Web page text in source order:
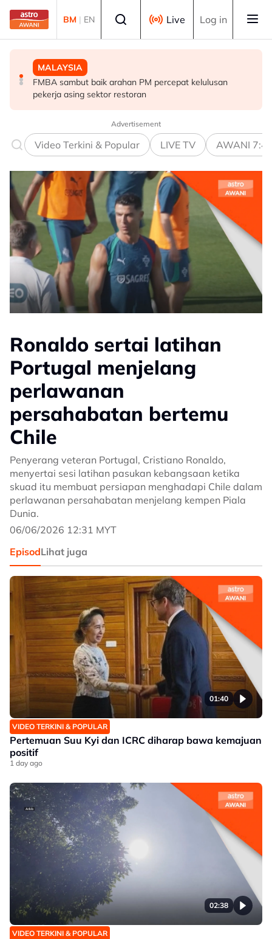
Skip to main content
BM | EN Live Log in
MALAYSIA
Operasi tren Kulai–Kempas Baru terjejas, kerja
pemulihan masih dijalankan
MALAYSIA
FMBA sambut baik arahan PM percepat kelulusan
pekerja asing sektor restoran
POLITIK
'Siapa akan pergi, siapa diperintah pergi? Tunggu dan
lihat'- Zahid
Advertisement
Video Terkini & Popular LIVE TV AWANI
Ronaldo sertai latihan
Portugal menjelang
perlawanan
persahabatan bertemu
Chile
Penyerang veteran Portugal, Cristiano Ronaldo,
menyertai sesi latihan pasukan kebangsaan ketika
skuad itu membuat persiapan menghadapi Chile dalam
perlawanan persahabatan menjelang kempen Piala
Dunia.
06/06/2026 12:31 MYT
EpisodLihat juga
01:40
VIDEO TERKINI & POPULAR
Pertemuan Suu Kyi dan ICRC diharap bawa kemajuan
positif
1 day ago
02:38
VIDEO TERKINI & POPULAR